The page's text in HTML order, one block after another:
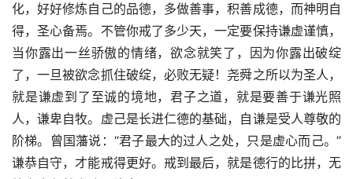
化，好好修炼自己的品德，多做善事，积善成德，而神明自
得，圣心备焉。不管你戒了多少天，一定要保持谦虚谨慎，
当你露出一丝骄傲的情绪，欲念就笑了，因为你露出破绽
了，一旦被欲念抓住破绽，必败无疑！尧舜之所以为圣人，
就是谦虚到了至诚的境地，君子之道，就是要善于谦光照
人，谦卑自牧。虚己是长进仁德的基础，自谦是受人尊敬的
阶梯。曾国藩说：“君子最大的过人之处，只是虚心而己。”
谦恭自守，才能戒得更好。戒到最后，就是德行的比拼，无